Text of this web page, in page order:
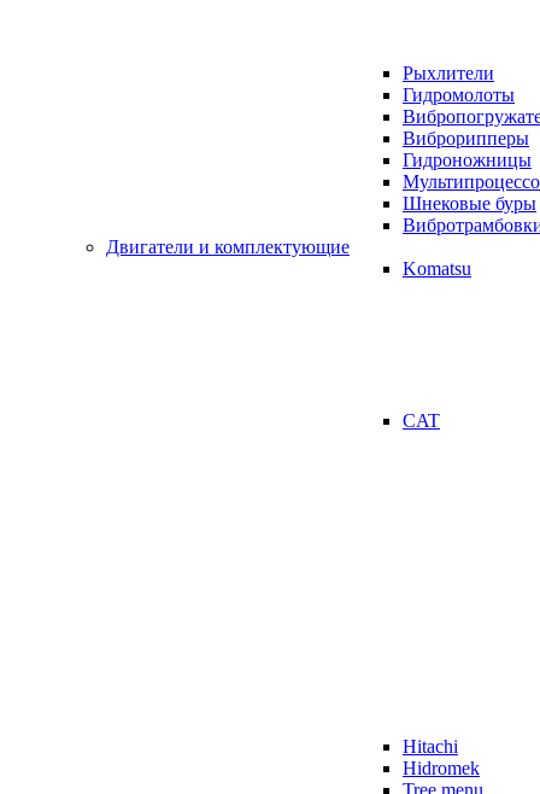
Рыхлители
Гидромолоты
Виброрипперы
Гидроножницы
Шнековые буры
Двигатели и комплектующие
Komatsu
CAT
Hitachi
Hidromek
Tree menu